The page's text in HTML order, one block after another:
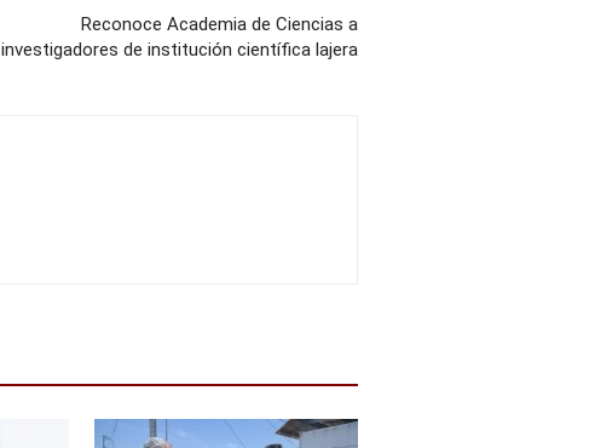
Reconoce Academia de Ciencias a
investigadores de institución científica lajera